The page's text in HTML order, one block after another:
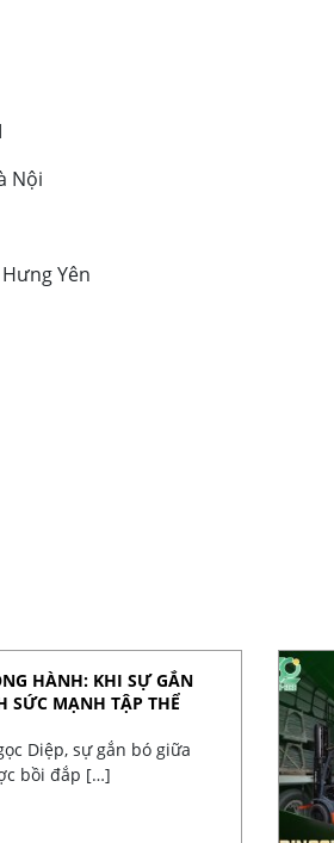
Nội
Yên
HÀNH: KHI SỰ GẮN
SỨC MẠNH TẬP THỂ
Diệp, sự gắn bó giữa
bồi đắp […]